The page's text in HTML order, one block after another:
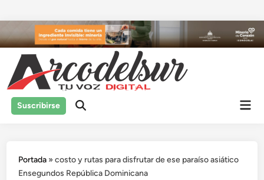
al
contenido
Suscribirse
Portada »costo y rutas para disfrutar de ese paraíso asiático
Ensegundos República Dominicana